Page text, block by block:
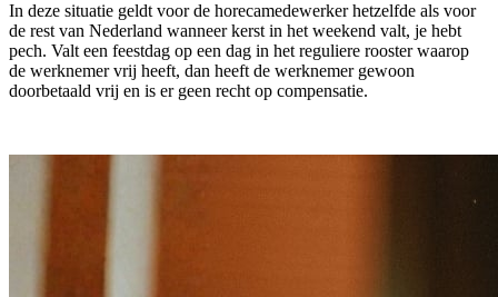
In deze situatie geldt voor de horecamedewerker hetzelfde als voor
de rest van Nederland wanneer kerst in het weekend valt, je hebt
pech. Valt een feestdag op een dag in het reguliere rooster waarop
de werknemer vrij heeft, dan heeft de werknemer gewoon
doorbetaald vrij en is er geen recht op compensatie.